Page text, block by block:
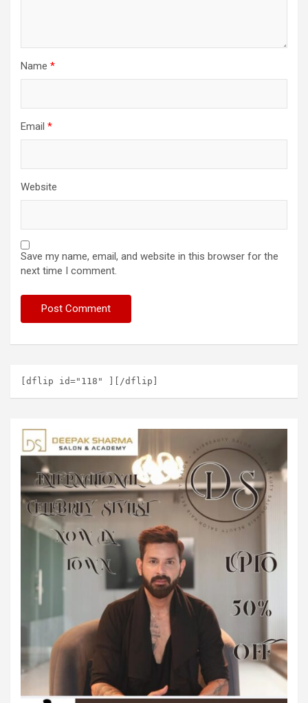
Name *
Email *
Website
Save my name, email, and website in this browser for the
next time I comment.
[dflip id="118" ][/dflip]